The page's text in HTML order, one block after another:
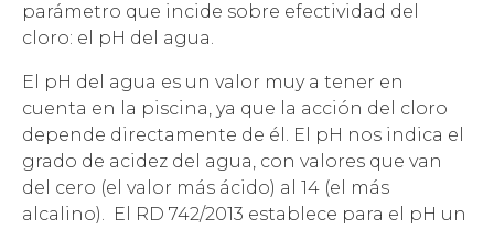
parámetro que incide sobre efectividad del
cloro: el pH del agua.
El pH del agua es un valor muy a tener en
cuenta en la piscina, ya que la acción del cloro
depende directamente de él. El pH nos indica el
grado de acidez del agua, con valores que van
del cero (el valor más ácido) al 14 (el más
alcalino). El RD 742/2013 establece para el pH un